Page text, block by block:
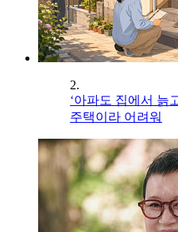
2.
‘아파도 집에서 늙
주택이라 어려워